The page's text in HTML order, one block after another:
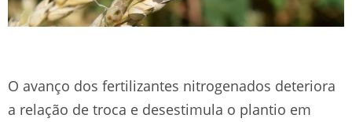
O avanço dos fertilizantes nitrogenados deteriora
a relação de troca e desestimula o plantio em